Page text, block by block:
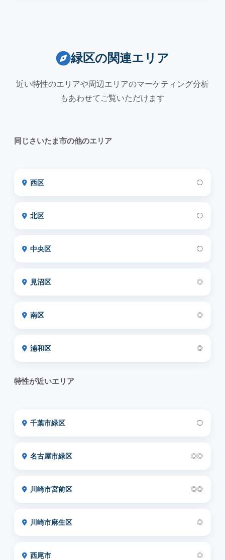
緑区の関連エリア
近い特性のエリアや周辺エリアのマーケティング分析
もあわせてご覧いただけます
同じさいたま市の他のエリア
西区 ◯
北区 ◯
中央区 ◯
見沼区 ◎
南区 ◎
浦和区 ◎
特性が近いエリア
千葉市緑区 ◯
名古屋市緑区 ◎◎
川崎市宮前区 ◎◎
川崎市麻生区 ◎
西尾市 ◎